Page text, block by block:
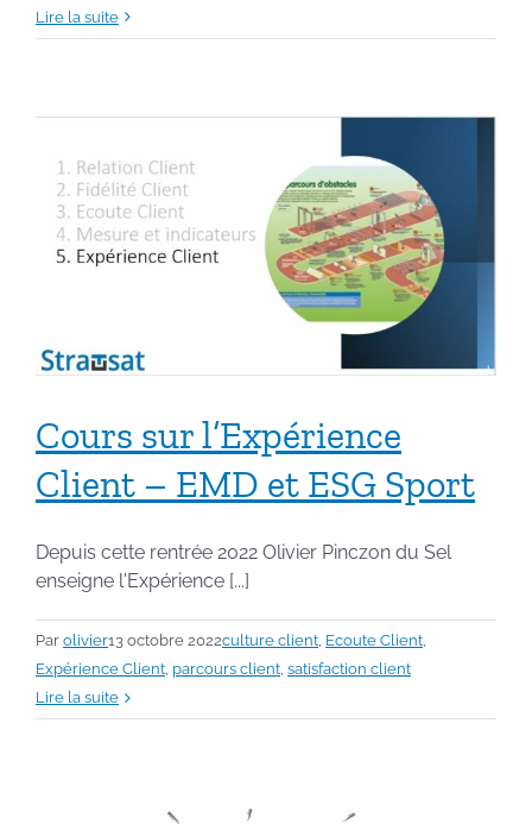
Lire la suite
Cours sur l’Expérience
Client – EMD et ESG Sport
Depuis cette rentrée 2022 Olivier Pinczon du Sel
enseigne l'Expérience [...]
Par olivier13 octobre 2022culture client, Ecoute Client,
Expérience Client, parcours client, satisfaction client
Lire la suite